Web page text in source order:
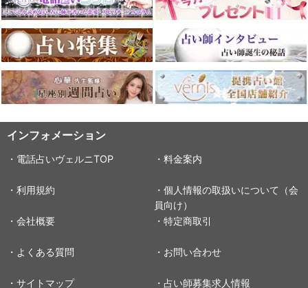
インフォメーション
・電話占いヴェルニTOP ・料金案内
・利用規約
・個人情報の取扱いについて（会
員向け）
・会社概要
・特定商取引
・よくある質問 ・お問い合わせ
・サイトマップ ・占い師募集求人情報